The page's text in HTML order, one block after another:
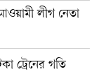
লীগ নেতা
ট্রেনের গতি